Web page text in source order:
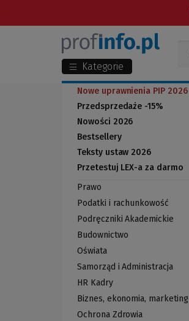
Kategorie
Nowe uprawnienia PIP 2026
Przedsprzedaże -15%
Nowości 2026
Bestsellery
Teksty ustaw 2026
Przetestuj LEX-a za darmo
(Nowe
okno)
(Link
do
innej
strony)
Prawo
Podatki i rachunkowość
Podręczniki Akademickie
Budownictwo
Oświata
Samorząd i Administracja
HR Kadry
Biznes, ekonomia, marketing
Ochrona Zdrowia